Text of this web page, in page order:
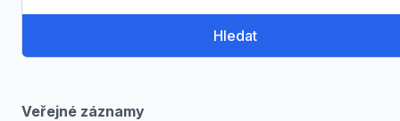
Hledat
Veřejné záznamy